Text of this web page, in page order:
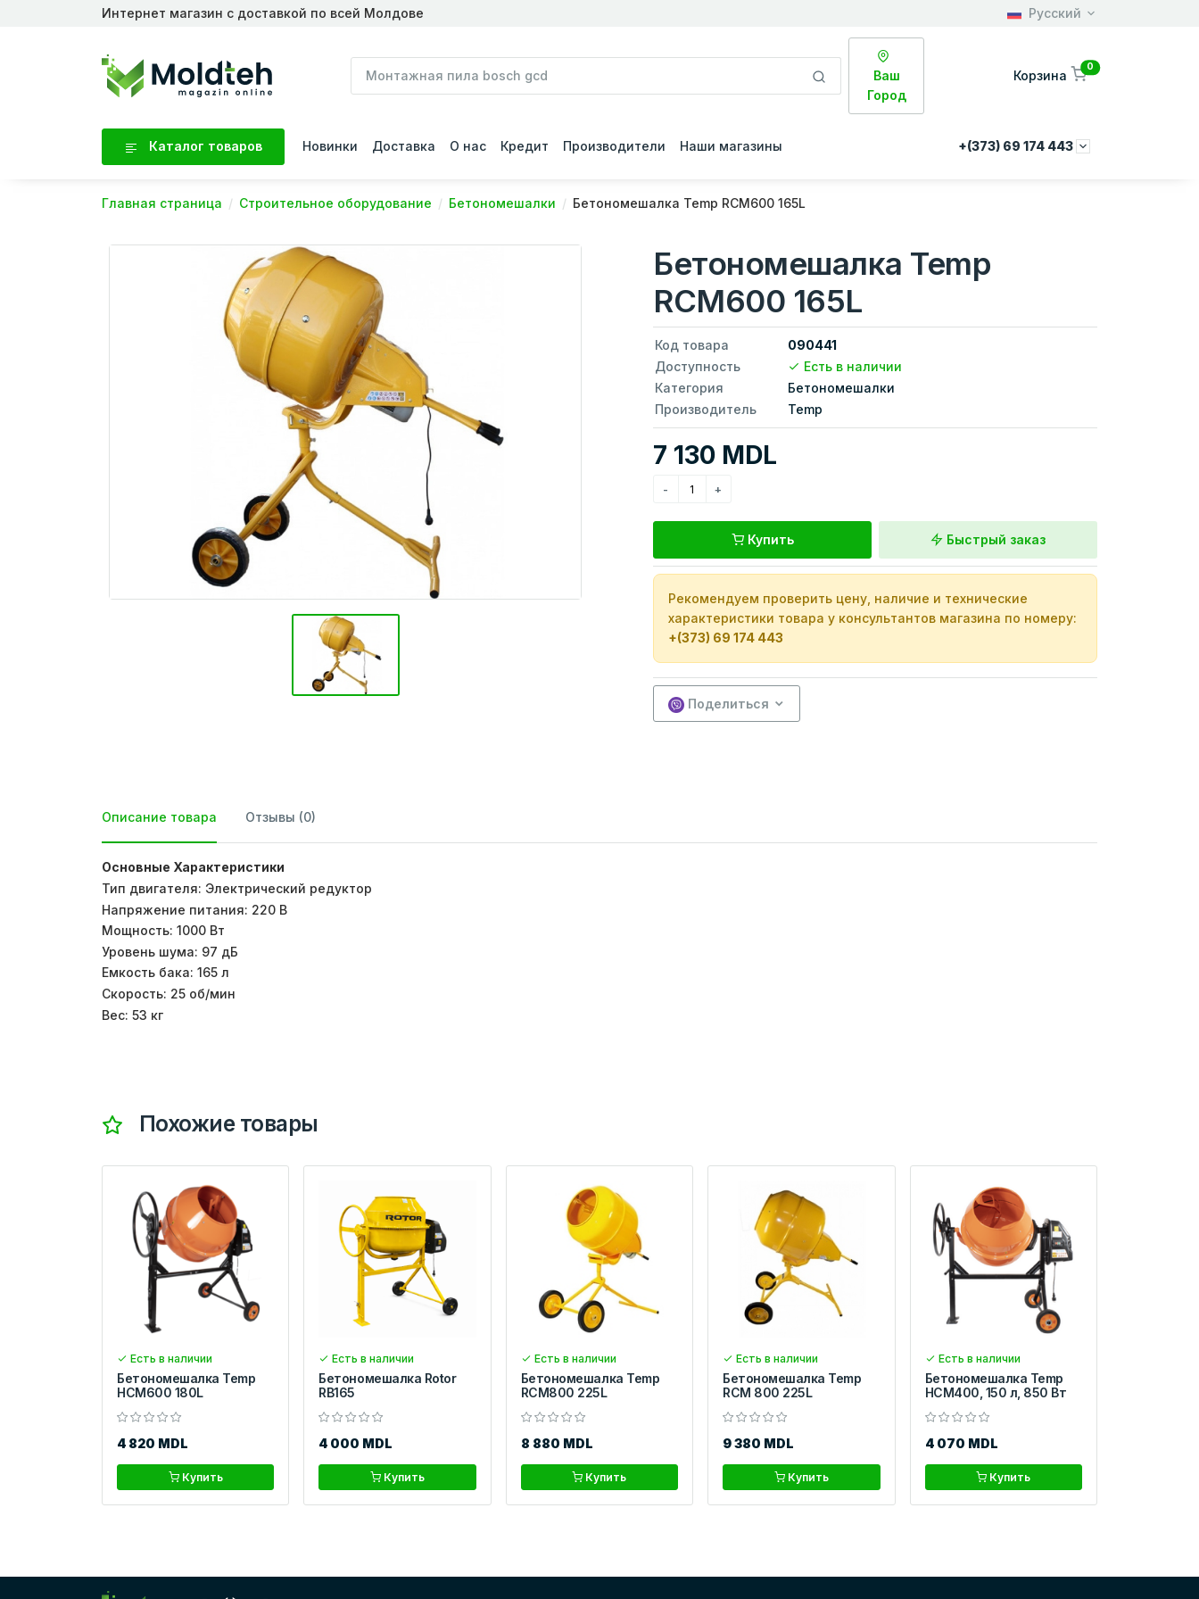
Интернет магазин с доставкой по всей Молдове Русский
Ваш
Город
Корзина
0
Каталог товаров Новинки Доставка О нас Кредит Производители Наши магазины +(373) 69 174 443
Главная страница Строительное оборудование Бетономешалки Бетономешалка Temp RCM600 165L
Бетономешалка Temp
RCM600 165L
Код товара
090441
Доступность
Есть в наличии
Категория
Бетономешалки
Производитель
Temp
7 130 MDL
Купить Быстрый заказ
Рекомендуем проверить цену, наличие и технические
характеристики товара у консультантов магазина по номеру:
+(373) 69 174 443
Поделиться
Описание товара Отзывы (0)
Основные Характеристики
Тип двигателя: Электрический редуктор
Напряжение питания: 220 В
Мощность: 1000 Вт
Уровень шума: 97 дБ
Емкость бака: 165 л
Скорость: 25 об/мин
Вес: 53 кг
Похожие товары
Есть в наличии
Бетономешалка Temp
HCM600 180L
4 820 MDL
Купить
Есть в наличии
Бетономешалка Rotor
RB165
4 000 MDL
Купить
Есть в наличии
Бетономешалка Temp
RCM800 225L
8 880 MDL
Купить
Есть в наличии
Бетономешалка Temp
RCM 800 225L
9 380 MDL
Купить
Есть в наличии
Бетономешалка Temp
HCM400, 150 л, 850 Вт
4 070 MDL
Купить